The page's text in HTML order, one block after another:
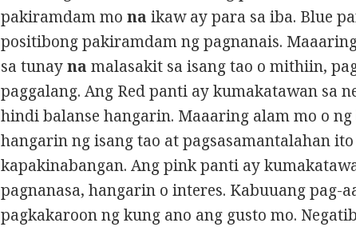
pakiramdam mona ikaw ay para sa iba. Blue
positibong pakiramdam ng pagnanais.
sa tunayna malasakit sa isang tao o mithiin,
paggalang. Ang Red panti ay kumakatawan sa
hindi balanse hangarin. Maaaring alam mo o
hangarin ng isang tao at pagsasamantalahan
kapakinabangan. Ang pink panti ay
pagnanasa, hangarin o interes. Kabuuang pag-
pagkakaroon ng kung ano ang gusto mo.